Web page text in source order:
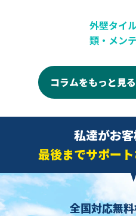
外壁タイ
類・メン
コラムをもっと見る
私達がお
最後までサポー
全国対応無